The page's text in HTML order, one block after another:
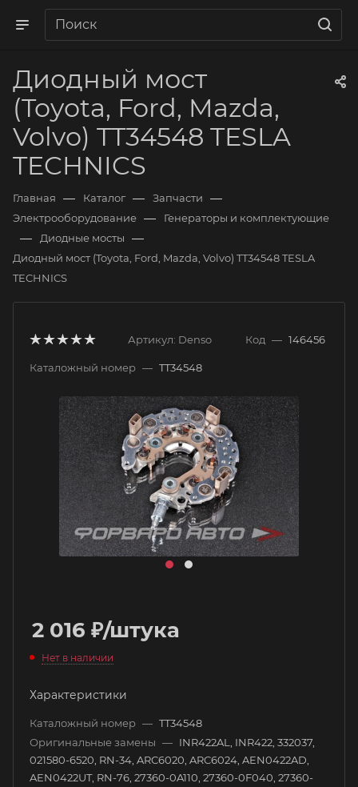
Диодный мост
(Toyota, Ford, Mazda,
Volvo) TT34548 TESLA
TECHNICS
Главная — Каталог — Запчасти —
Электрооборудование — Генераторы и комплектующие
— Диодные мосты —
Диодный мост (Toyota, Ford, Mazda, Volvo) TT34548 TESLA
TECHNICS
Артикул: Denso Код — 146456
Каталожный номер — TT34548
2 016 ₽/штука
Нет в наличии
Характеристики
Каталожный номер — TT34548
Оригинальные замены — INR422AL, INR422, 332037,
021580-6520, RN-34, ARC6020, ARC6024, AEN0422AD,
AEN0422UT, RN-76, 27360-0A110, 27360-0F040, 27360-